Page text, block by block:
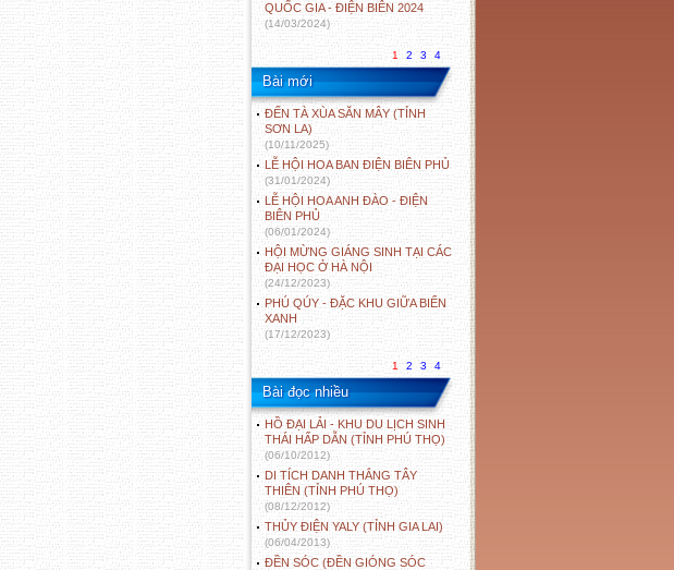
QUỐC GIA - ĐIỆN BIÊN 2024
(14/03/2024)
1 2 3 4
Bài mới
ĐẾN TÀ XÙA SĂN MÂY (TỈNH
SƠN LA)
(10/11/2025)
LỄ HỘI HOA BAN ĐIỆN BIÊN PHỦ
(31/01/2024)
LỄ HỘI HOA ANH ĐÀO - ĐIỆN
BIÊN PHỦ
(06/01/2024)
HỘI MỪNG GIÁNG SINH TẠI CÁC
ĐẠI HỌC Ở HÀ NỘI
(24/12/2023)
PHÚ QÚY - ĐẶC KHU GIỮA BIỂN
XANH
(17/12/2023)
1 2 3 4
Bài đọc nhiều
HỒ ĐẠI LẢI - KHU DU LỊCH SINH
THÁI HẤP DẪN (TỈNH PHÚ THỌ)
(06/10/2012)
DI TÍCH DANH THẮNG TÂY
THIÊN (TỈNH PHÚ THỌ)
(08/12/2012)
THỦY ĐIỆN YALY (TỈNH GIA LAI)
(06/04/2013)
ĐỀN SÓC (ĐỀN GIÓNG SÓC